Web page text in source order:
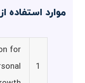
موارد استفاده از Inspiro
1
for